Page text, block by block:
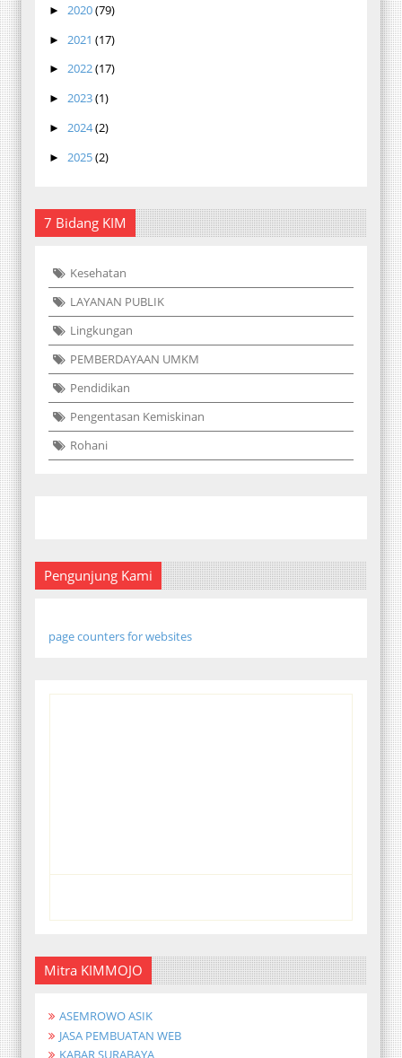
► 2020(79)
► 2021 (17)
► 2022(17)
► 2023(1)
► 2024(2)
► 2025(2)
7 Bidang KIM
Kesehatan
LAYANAN PUBLIK
Lingkungan
PEMBERDAYAAN UMKM
Pendidikan
Pengentasan Kemiskinan
Rohani
Pengunjung Kami
page counters for websites
Mitra KIMMOJO
ASEMROWO ASIK
JASA PEMBUATAN WEB
KABAR SURABAYA